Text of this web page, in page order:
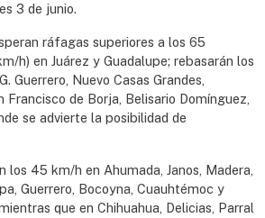
3 de junio.
ráfagas superiores a los 65
h) en Juárez y Guadalupe; rebasarán los
Guerrero, Nuevo Casas Grandes,
Francisco de Borja, Belisario Domínguez,
se advierte la posibilidad de
los 45 km/h en Ahumada, Janos, Madera,
Guerrero, Bocoyna, Cuauhtémoc y
que en Chihuahua, Delicias, Parral